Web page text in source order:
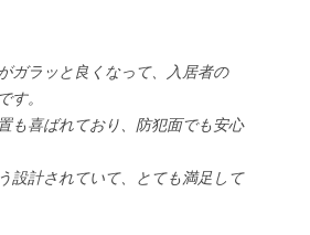
ガラッと良くなって、入居者の
す。
も喜ばれており、防犯面でも安心
設計されていて、とても満足して